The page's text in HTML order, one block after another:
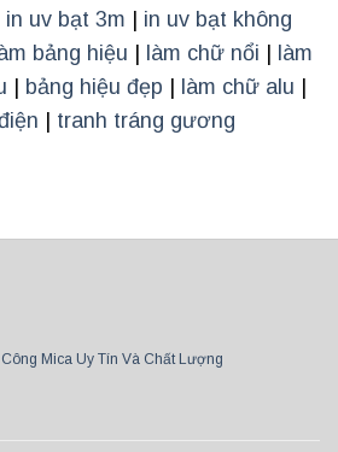
in uv bạt 3m
in uv bạt không
bảng hiệu làm chữ nổi
làm
bảng hiệu đẹp làm chữ alu
tranh tráng gương
Mica Uy Tín Và Chất Lượng